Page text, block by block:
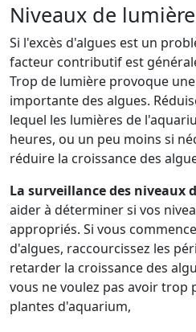
Niveaux de
Si l'excès d'algues est un
facteur contributif est
Trop de lumière provoque
importante des algues.
lequel les lumières de
heures, ou un peu moins si
réduire la croissance des
La surveillance des niveaux
aider à déterminer si vos
appropriés. Si vous
d'algues, raccourcissez les
retarder la croissance des
vous ne voulez pas avoir trop
plantes d'aquarium,